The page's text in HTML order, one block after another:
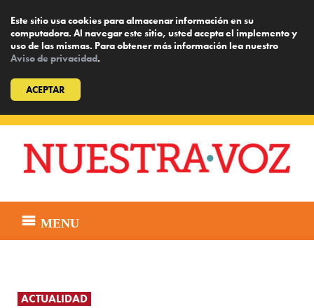
Este sitio usa cookies para almacenar información en su
computadora. Al navegar este sitio, usted acepta el implemento y
uso de las mismas. Para obtener más información lea nuestro
Aviso de privacidad.
ACEPTAR
content
MENU
ACTUALIDAD